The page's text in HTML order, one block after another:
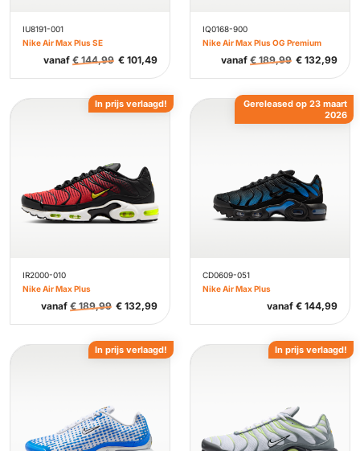
IU8191-001
Nike Air Max Plus SE
vanaf €144,99 € 101,49
IQ0168-900
Nike Air Max Plus OG Premium
vanaf €189,99 € 132,99
IR2000-010
Nike Air Max Plus
vanaf €189,99 € 132,99
In prijs verlaagd!
CD0609-051
Nike Air Max Plus
vanaf € 144,99
Gereleased op 23 maart
2026
In prijs verlaagd! In prijs verlaagd!